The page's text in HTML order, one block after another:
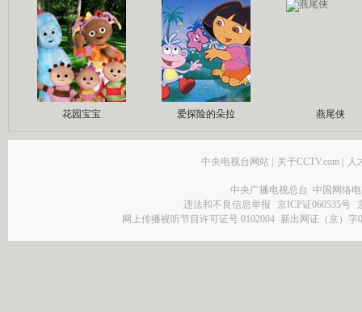
花园宝宝 爱探险的朵拉 燕尾侠
中央电视台网站 | 关于CCTV.com | 人
中央广播电视总台 中国网络
违法和不良信息举报
京ICP证060535号
网上传播视听节目许可证号 0102004 新出网证（京）